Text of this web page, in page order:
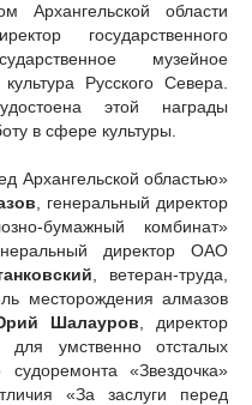
Архангельской области
государственного
музейное
Русского Севера.
этой награды
в сфере культуры.
Архангельской областью»
, генеральный директор
бумажный комбинат»
директор ОАО
, ветеран-труда,
месторождения алмазов
Шалауров , директор
для умственно отсталых
«Звездочка»
«За заслуги перед